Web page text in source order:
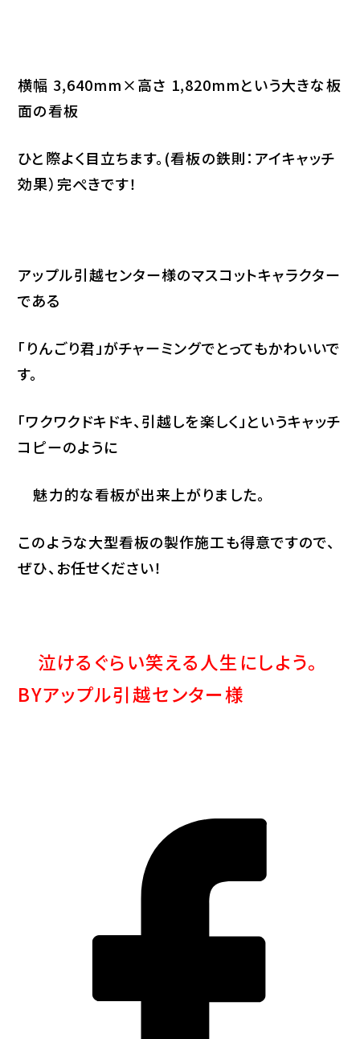
横幅 3,640mm×高さ 1,820mmという大きな板
面の看板
ひと際よく目立ちます。(看板の鉄則：アイキャッチ
効果）完ぺきです！
アップル引越センター様のマスコットキャラクター
である
「りんごり君」がチャーミングでとってもかわいいで
す。
「ワクワクドキドキ、引越しを楽しく」というキャッチ
コピーのように
魅力的な看板が出来上がりました。
このような大型看板の製作施工も得意ですので、
ぜひ、お任せください！
泣けるぐらい笑える人生にしよう。
BYアップル引越センター様